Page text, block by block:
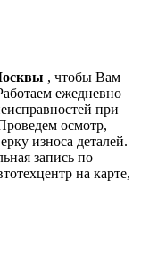
, чтобы Вам
ежедневно
при
осмотр,
износа деталей.
запись по
на карте,